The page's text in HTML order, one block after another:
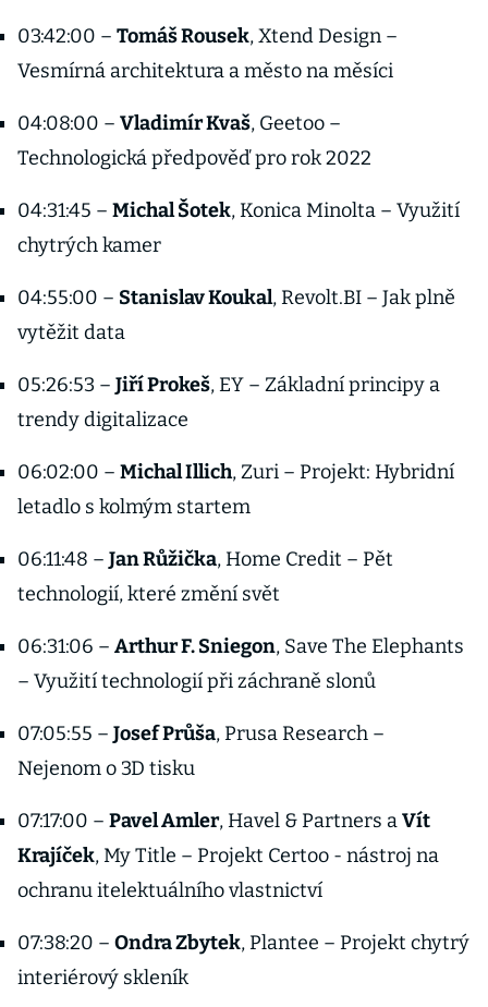
03:42:00 – Tomáš Rousek, Xtend Design –
Vesmírná architektura a město na měsíci
04:08:00 – Vladimír Kvaš, Geetoo –
Technologická předpověď pro rok 2022
04:31:45 – Michal Šotek, Konica Minolta – Využití
chytrých kamer
04:55:00 – Stanislav Koukal, Revolt.BI – Jak plně
vytěžit data
05:26:53 – Jiří Prokeš, EY – Základní principy a
trendy digitalizace
06:02:00 – Michal Illich, Zuri – Projekt: Hybridní
letadlo s kolmým startem
06:11:48 – Jan Růžička, Home Credit – Pět
technologií, které změní svět
06:31:06 – Arthur F. Sniegon, Save The Elephants
– Využití technologií při záchraně slonů
07:05:55 – Josef Průša, Prusa Research –
Nejenom o 3D tisku
07:17:00 – Pavel Amler, Havel & Partners aVít
Krajíček, My Title – Projekt Certoo - nástroj na
ochranu itelektuálního vlastnictví
07:38:20 – Ondra Zbytek, Plantee – Projekt chytrý
interiérový skleník